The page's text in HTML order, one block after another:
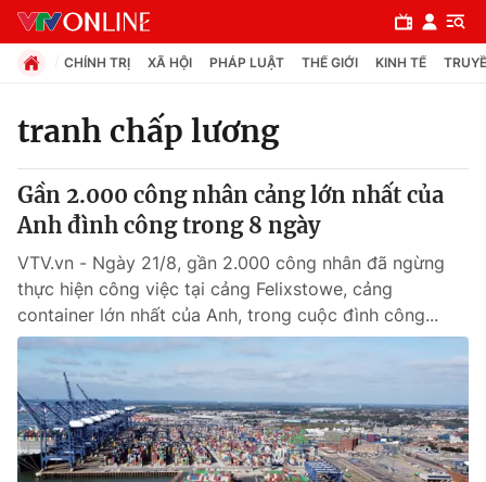
Chuyên mục
Chính trị
Xã hội
Pháp luật
Y tế
Thế giới
CHÍNH TRỊ XÃ HỘI PHÁP LUẬT THẾ GIỚI KINH TẾ
tranh chấp lương
Gần 2.000 công nhân cảng lớn nhất của
Anh đình công trong 8 ngày
VTV.vn - Ngày 21/8, gần 2.000 công nhân đã ngừng
thực hiện công việc tại cảng Felixstowe, cảng
container lớn nhất của Anh, trong cuộc đình công...